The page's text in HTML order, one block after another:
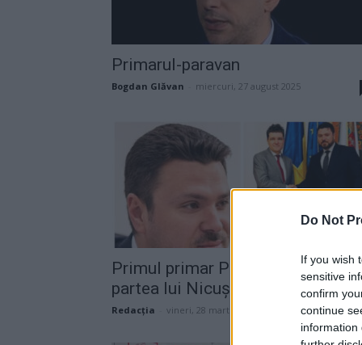
Do Not
If you wish
sensitive
confirm
continue
information
Primarul-paravan
Bogdan Glăvan miercuri, 27 august 2025
Primul primar PNL trecut de
partea lui Nicușor Dan a fost...
Redacţia vineri, 28 martie 2025